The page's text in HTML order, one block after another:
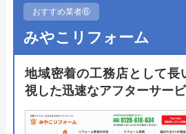
装置工事業者」であるため、信
といえます。
24時間365日年中無休で対応
張料も無料ですのでトイレリフ
おすすめ業者⑥
みやこリフォーム
地域密着の工務店として長
視した迅速なアフターサー